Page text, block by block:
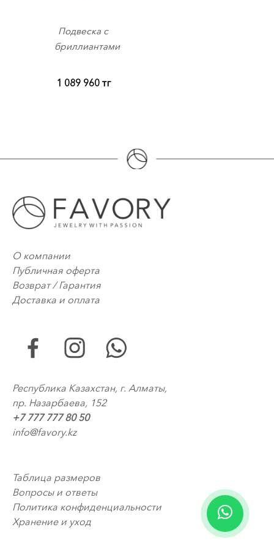
Подвеска с
бриллиантами
1 089 960 тг
О компании
Публичная оферта
Возврат / Гарантия
Доставка и оплата
Республика Казахстан, г. Алматы,
пр. Назарбаева, 152
+7 777 777 80 50
info@favory.kz
Таблица размеров
Вопросы и ответы
Политика конфиденциальности
Хранение и уход